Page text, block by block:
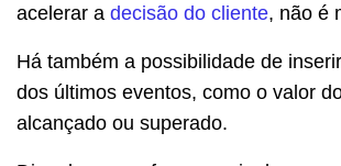
acelerar a decisão do cliente, não é
Há também a possibilidade de
dos últimos eventos, como o valor
alcançado ou superado.